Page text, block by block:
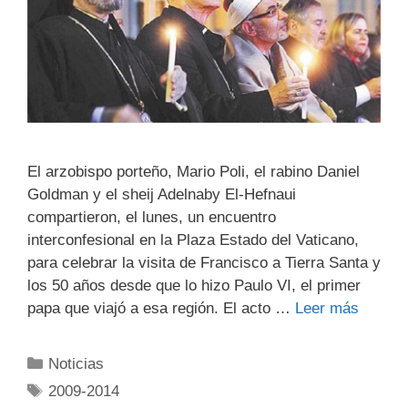
El arzobispo porteño, Mario Poli, el rabino Daniel
Goldman y el sheij Adelnaby El-Hefnaui
compartieron, el lunes, un encuentro
interconfesional en la Plaza Estado del Vaticano,
para celebrar la visita de Francisco a Tierra Santa y
los 50 años desde que lo hizo Paulo VI, el primer
papa que viajó a esa región. El acto … Leer más
Noticias
2009-2014